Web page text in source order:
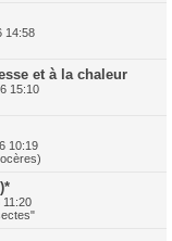
14:58
et à la chaleur
15:10
10:19
11:20